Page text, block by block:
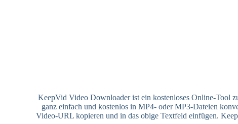
KeepVid Video Downloader ist ein kostenloses Online-Tool
ganz einfach und kostenlos in MP4- oder MP3-Dateien
Video-URL kopieren und in das obige Textfeld einfügen.